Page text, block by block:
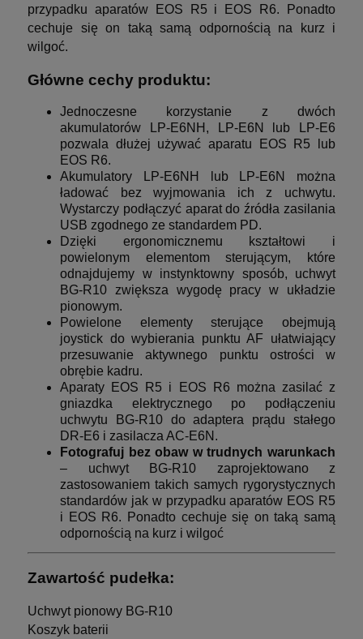
przypadku aparatów EOS R5 i EOS R6. Ponadto
cechuje się on taką samą odpornością na kurz i
wilgoć.
Główne cechy produktu:
Jednoczesne korzystanie z dwóch
akumulatorów LP-E6NH, LP-E6N lub LP-E6
pozwala dłużej używać aparatu EOS R5 lub
EOS R6.
Akumulatory LP-E6NH lub LP-E6N można
ładować bez wyjmowania ich z uchwytu.
Wystarczy podłączyć aparat do źródła zasilania
USB zgodnego ze standardem PD.
Dzięki ergonomicznemu kształtowi i
powielonym elementom sterującym, które
odnajdujemy w instynktowny sposób, uchwyt
BG-R10 zwiększa wygodę pracy w układzie
pionowym.
Powielone elementy sterujące obejmują
joystick do wybierania punktu AF ułatwiający
przesuwanie aktywnego punktu ostrości w
obrębie kadru.
Aparaty EOS R5 i EOS R6 można zasilać z
gniazdka elektrycznego po podłączeniu
uchwytu BG-R10 do adaptera prądu stałego
DR-E6 i zasilacza AC-E6N.
Fotografuj bez obaw w trudnych warunkach
– uchwyt BG-R10 zaprojektowano z
zastosowaniem takich samych rygorystycznych
standardów jak w przypadku aparatów EOS R5
i EOS R6. Ponadto cechuje się on taką samą
odpornością na kurz i wilgoć
Zawartość pudełka:
Uchwyt pionowy BG-R10
Koszyk baterii